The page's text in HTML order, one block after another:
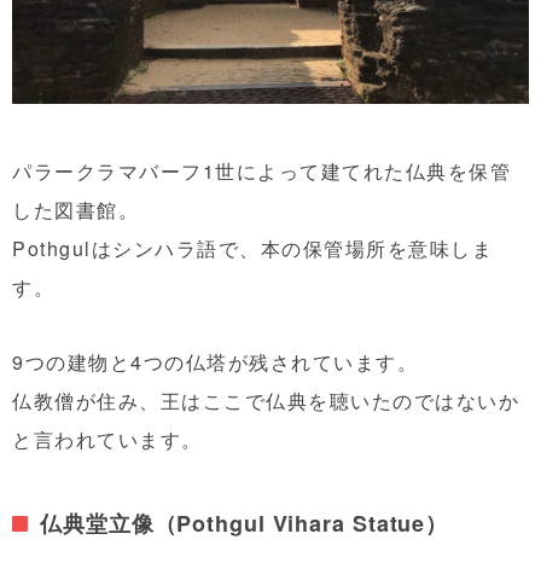
パラークラマバーフ1世によって建てれた仏典を保管
した図書館。
Pothgulはシンハラ語で、本の保管場所を意味しま
す。
9つの建物と4つの仏塔が残されています。
仏教僧が住み、王はここで仏典を聴いたのではないか
と言われています。
仏典堂立像（Pothgul Vihara Statue）